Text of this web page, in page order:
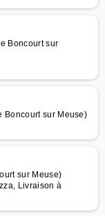
Boncourt sur
Boncourt sur Meuse)
sur Meuse)
Livraison à